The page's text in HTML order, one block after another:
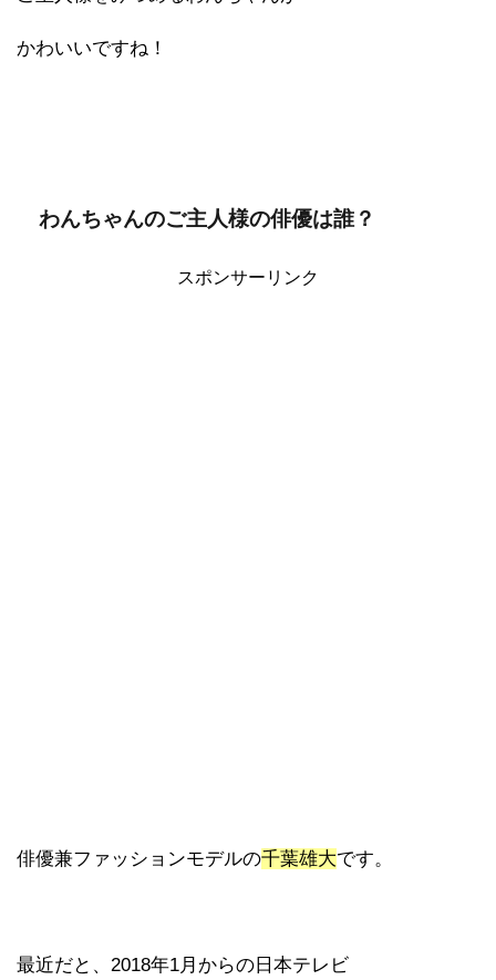
かわいいですね！
わんちゃんのご主人様の俳優は誰？
スポンサーリンク
俳優兼ファッションモデルの千葉雄大です。
最近だと、2018年1月からの日本テレビ